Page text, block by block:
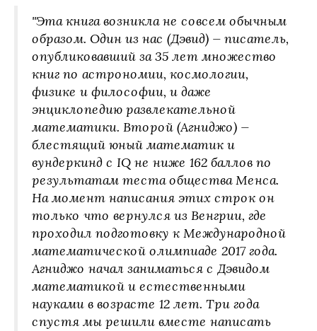
"Эта книга возникла не совсем обычным
образом. Один из нас (Дэвид) — писатель,
опубликовавший за 35 лет множество
книг по астрономии, космологии,
физике и философии, и даже
энциклопедию развлекательной
математики. Второй (Агниджо) —
блестящий юный математик и
вундеркинд с IQ не ниже 162 баллов по
результатам теста общества Менса.
На момент написания этих строк он
только что вернулся из Венгрии, где
проходил подготовку к Международной
математической олимпиаде 2017 года.
Агниджо начал заниматься с Дэвидом
математикой и естественными
науками в возрасте 12 лет. Три года
спустя мы решили вместе написать